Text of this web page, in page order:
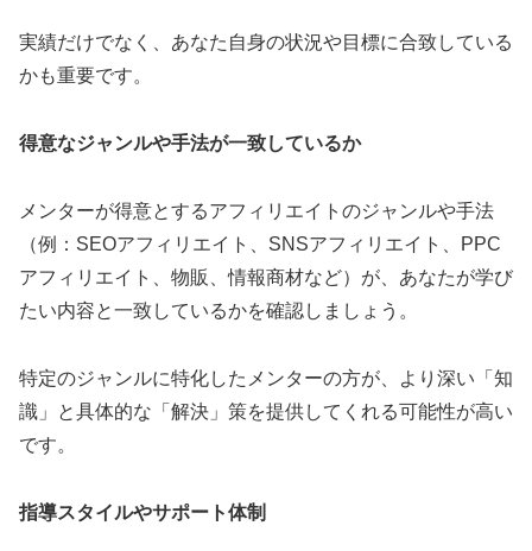
実績だけでなく、あなた自身の状況や目標に合致している
かも重要です。
得意なジャンルや手法が一致しているか
メンターが得意とするアフィリエイトのジャンルや手法
（例：SEOアフィリエイト、SNSアフィリエイト、PPC
アフィリエイト、物販、情報商材など）が、あなたが学び
たい内容と一致しているかを確認しましょう。
特定のジャンルに特化したメンターの方が、より深い「知
識」と具体的な「解決」策を提供してくれる可能性が高い
です。
指導スタイルやサポート体制